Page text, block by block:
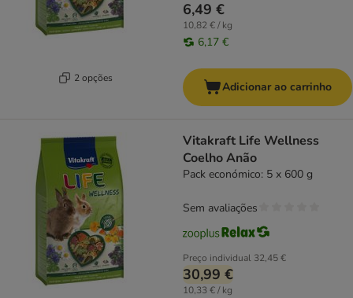
2 opções
6,49 €
10,82 € / kg
6,17 €
Adicionar ao carrinho
Vitakraft Life Wellness
Coelho Anão
Pack económico: 5 x 600 g
Preço individual 32,45 €
30,99 €
10,33 € / kg
Sem avaliações